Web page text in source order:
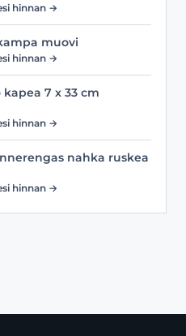
hinnan →
muovi
hinnan →
7 x 33 cm
hinnan →
nahka ruskea
hinnan →